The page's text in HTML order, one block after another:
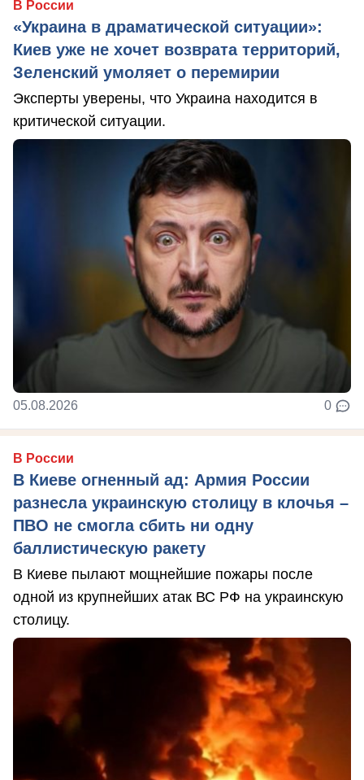
В России
«Украина в драматической ситуации»:
Киев уже не хочет возврата территорий,
Зеленский умоляет о перемирии
Эксперты уверены, что Украина находится в
критической ситуации.
05.08.2026 0
В России
В Киеве огненный ад: Армия России
разнесла украинскую столицу в клочья –
ПВО не смогла сбить ни одну
баллистическую ракету
В Киеве пылают мощнейшие пожары после
одной из крупнейших атак ВС РФ на украинскую
столицу.